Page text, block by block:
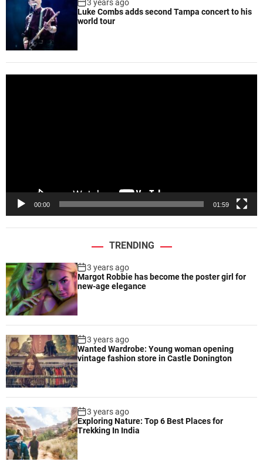
3 years ago
Luke Combs adds second Tampa concert to his
world tour
00:00 01:59
TRENDING
3 years ago
Margot Robbie has become the poster girl for
new-age elegance
3 years ago
Wanted Wardrobe: Young woman opening
vintage fashion store in Castle Donington
3 years ago
Exploring Nature: Top 6 Best Places for
Trekking In India